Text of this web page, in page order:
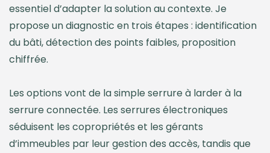
essentiel d’adapter la solution au contexte. Je
propose un diagnostic en trois étapes : identification
du bâti, détection des points faibles, proposition
chiffrée.
Les options vont de la simple serrure à larder à la
serrure connectée. Les serrures électroniques
séduisent les copropriétés et les gérants
d’immeubles par leur gestion des accès, tandis que